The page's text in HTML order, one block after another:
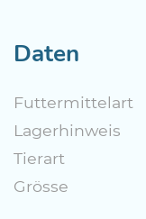
Daten
Futtermittelart
Lagerhinweis
Tierart
Grösse